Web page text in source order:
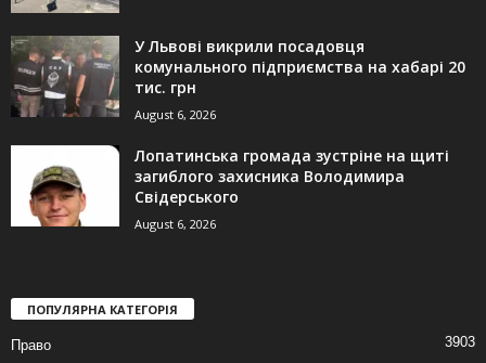
У Львові викрили посадовця
комунального підприємства на хабарі 20
тис. грн
August 6, 2026
Лопатинська громада зустріне на щиті
загиблого захисника Володимира
Свідерського
August 6, 2026
ПОПУЛЯРНА КАТЕГОРІЯ
Право 3903